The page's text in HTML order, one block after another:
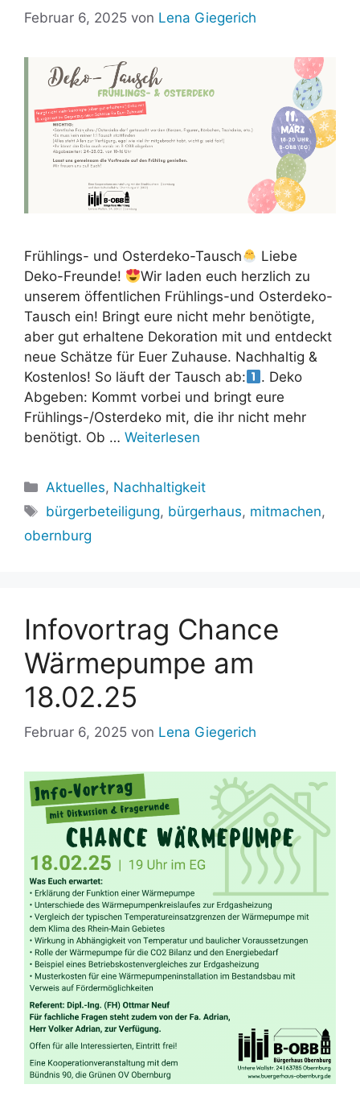
Februar 6, 2025 von Lena Giegerich
Frühlings- und Osterdeko-Tausch
Liebe
Deko-Freunde!
Wir laden euch herzlich zu
unserem öffentlichen Frühlings-und Osterdeko-
Tausch ein! Bringt eure nicht mehr benötigte,
aber gut erhaltene Dekoration mit und entdeckt
neue Schätze für Euer Zuhause. Nachhaltig &
Kostenlos! So läuft der Tausch ab:
. Deko
Abgeben: Kommt vorbei und bringt eure
Frühlings-/Osterdeko mit, die ihr nicht mehr
benötigt. Ob … Weiterlesen
Kategorien
Aktuelles, Nachhaltigkeit
Schlagwörter
bürgerbeteiligung, bürgerhaus, mitmachen,
obernburg
Infovortrag Chance
Wärmepumpe am
18.02.25
Februar 6, 2025 von Lena Giegerich